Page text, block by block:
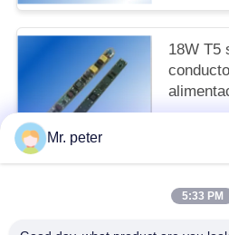
18W T5
Mr. peter
5:33 PM